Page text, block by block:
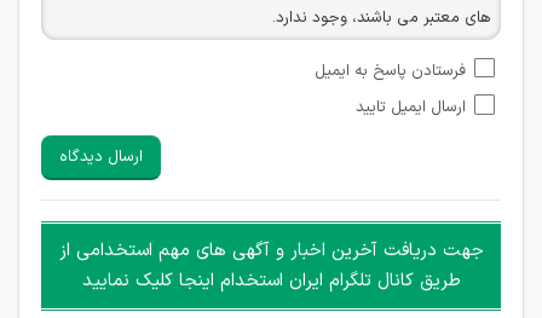
های معتبر می باشند، وجود ندارد.
شبکه های مجازی ارتباطی می باشند وجود ندارد.
امکان تأیید نظرات کاربرانی که به هر طریقی قصد مأیوس کردن
هرگونه تحریک، تحقیر و کنایه به سایر افراد (مسئول و غیر مسئول)
غیر مجاز می باشد.
امکان هماهنگی برای هرگونه ملاقات حضوری چه به صورت دسته
جمعی و چه فردی توسط کاربران سایت وجود ندارد.
فرستادن پاسخ به ایمیل
ارسال ایمیل تایید
ارسال دیدگاه
جهت دریافت آخرین اخبار و آگهی های مهم استخدامی از
طریق کانال تلگرام ایران استخدام اینجا کلیک نمایید